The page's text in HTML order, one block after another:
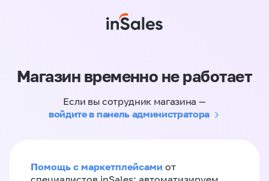
Магазин временно не работает
Если вы сотрудник магазина —
войдите в панель администратора
Помощь с маркетплейсами от